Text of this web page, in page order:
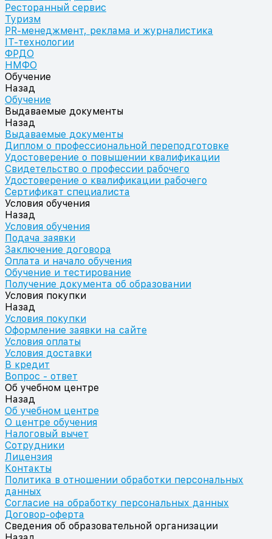
Ресторанный сервис
Туризм
PR-менеджмент, реклама и журналистика
IT-технологии
ФРДО
НМФО
Обучение
Назад
Обучение
Выдаваемые документы
Назад
Выдаваемые документы
Диплом о профессиональной переподготовке
Удостоверение о повышении квалификации
Свидетельство о профессии рабочего
Удостоверение о квалификации рабочего
Сертификат специалиста
Условия обучения
Назад
Условия обучения
Подача заявки
Заключение договора
Оплата и начало обучения
Обучение и тестирование
Получение документа об образовании
Условия покупки
Назад
Условия покупки
Оформление заявки на сайте
Условия оплаты
Условия доставки
В кредит
Вопрос - ответ
Об учебном центре
Назад
Об учебном центре
О центре обучения
Налоговый вычет
Сотрудники
Лицензия
Контакты
Политика в отношении обработки персональных
данных
Согласие на обработку персональных данных
Договор-оферта
Сведения об образовательной организации